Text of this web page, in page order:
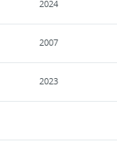
2024
2007
2023